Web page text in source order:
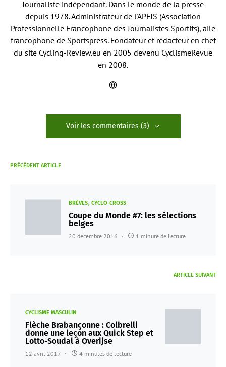
Journaliste indépendant. Dans le monde de la presse
depuis 1978. Administrateur de l'APFJS (Association
Professionnelle Francophone des Journalistes Sportifs), aile
francophone de Sportspress. Fondateur et rédacteur en chef
du site Cycling-Review.eu en 2005 devenu CyclismeRevue
en 2008.
Voir les commentaires (3)
PRÉCÉDENT ARTICLE
BRÈVES CYCLO-CROSS
Coupe du Monde #7: les sélections
belges
20 décembre 2016 1 minute de lecture
ARTICLE SUIVANT
CYCLISME MASCULIN
Flèche Brabançonne : Colbrelli
donne une leçon aux Quick Step et
Lotto-Soudal à Overijse
12 avril 2017 4 minutes de lecture